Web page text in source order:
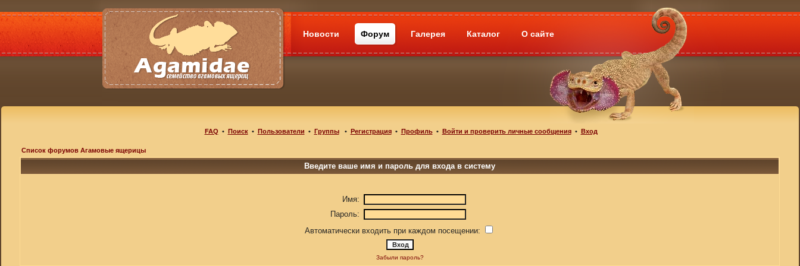
Новости Форум Галерея Каталог О сайте
FAQ • Поиск• Пользователи • Группы• Регистрация• Профиль• Войти и проверить личные сообщения• Вход
Список форумов Агамовые ящерицы
Введите ваше имя и пароль для входа в систему
Имя:
Пароль:
Автоматически входить при каждом посещении:
Забыли пароль?